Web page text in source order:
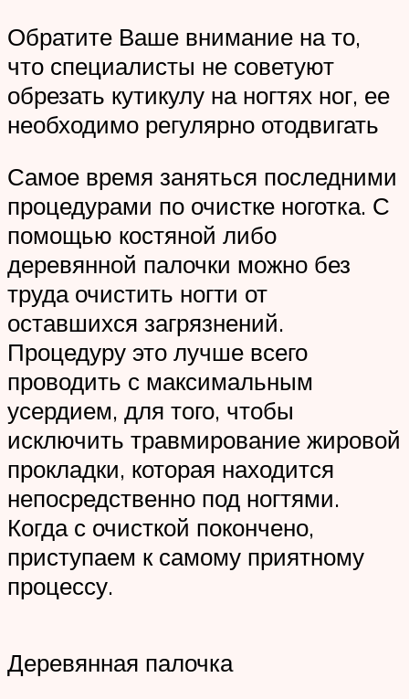
Обратите Ваше внимание на то,
что специалисты не советуют
обрезать кутикулу на ногтях ног, ее
необходимо регулярно отодвигать
Самое время заняться последними
процедурами по очистке ноготка. С
помощью костяной либо
деревянной палочки можно без
труда очистить ногти от
оставшихся загрязнений.
Процедуру это лучше всего
проводить с максимальным
усердием, для того, чтобы
исключить травмирование жировой
прокладки, которая находится
непосредственно под ногтями.
Когда с очисткой покончено,
приступаем к самому приятному
процессу.
Деревянная палочка